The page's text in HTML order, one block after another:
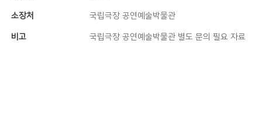
소장처 국립극장 공연예술박물관
비고 국립극장 공연예술박물관 별도 문의 필요 자료